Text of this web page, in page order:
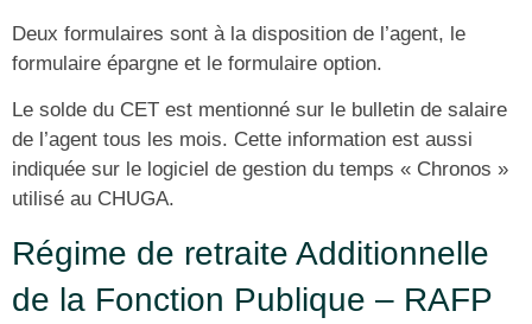
Deux formulaires sont à la disposition de l’agent, le
formulaire épargne et le formulaire option.
Le solde du CET est mentionné sur le bulletin de salaire
de l’agent tous les mois. Cette information est aussi
indiquée sur le logiciel de gestion du temps « Chronos »
utilisé au CHUGA.
Régime de retraite Additionnelle
de la Fonction Publique – RAFP